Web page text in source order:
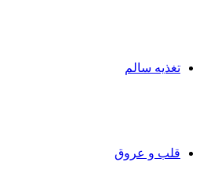
تغذیه سالم
قلب و عروق